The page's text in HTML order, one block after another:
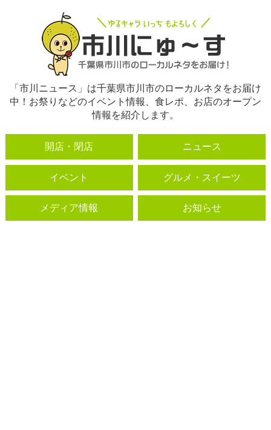
「市川ニュース」は千葉県市川市のローカルネタをお届け
中！お祭りなどのイベント情報、食レポ、お店のオープン
情報を紹介します。
開店・閉店 ニュース
イベント グルメ・スイーツ
メディア情報 お知らせ